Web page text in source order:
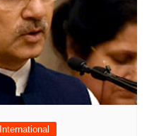
International